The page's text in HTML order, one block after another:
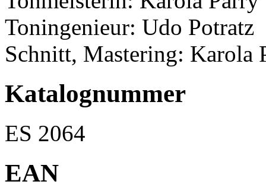
Toningenieur: Udo Potratz
Schnitt, Mastering: Karola
Katalognummer
ES 2064
EAN